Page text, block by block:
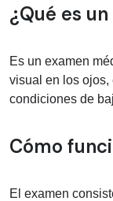
¿Qué es
Es un examen
visual en los ojos,
condiciones de
Cómo
El examen